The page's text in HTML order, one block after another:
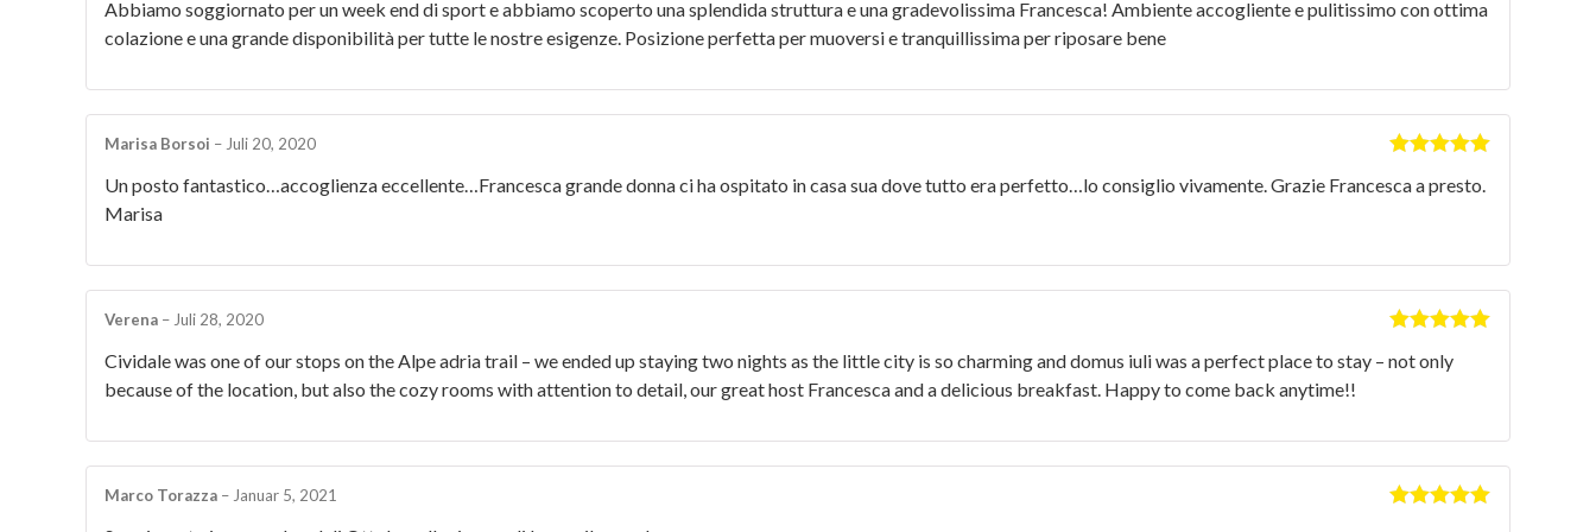
5 von 5
Abbiamo soggiornato per un week end di sport e abbiamo scoperto una splendida struttura e una gradevolissima Francesca! Ambiente accogliente e pulitissimo con ottima
colazione e una grande disponibilità per tutte le nostre esigenze. Posizione perfetta per muoversi e tranquillissima per riposare bene
5von 5
Marisa Borsoi – Juli 20, 2020
Un posto fantastico…accoglienza eccellente…Francesca grande donna ci ha ospitato in casa sua dove tutto era perfetto…lo consiglio vivamente. Grazie Francesca a presto.
Marisa
5von 5
Verena – Juli 28, 2020
Cividale was one of our stops on the Alpe adria trail – we ended up staying two nights as the little city is so charming and domus iuli was a perfect place to stay – not only
because of the location, but also the cozy rooms with attention to detail, our great host Francesca and a delicious breakfast. Happy to come back anytime!!
Marco Torazza – Januar 5, 2021